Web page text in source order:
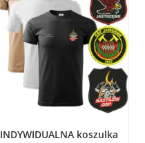
INDYWIDUALNA koszulka